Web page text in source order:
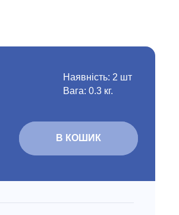
Наявність: 2 шт
Вага: 0.3 кг.
В КОШИК